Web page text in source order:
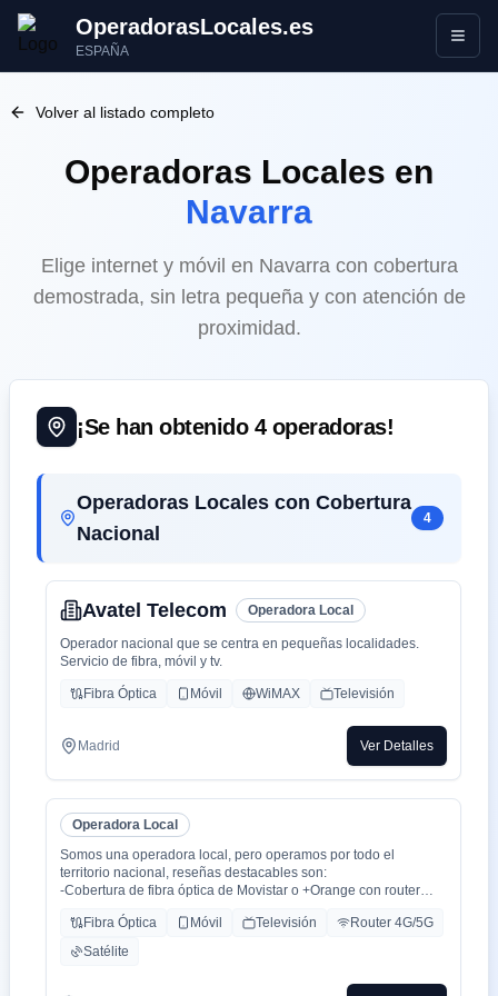
OperadorasLocales.es
ESPAÑA Abrir
Volver al listado completo
Operadoras Locales en
Navarra
Elige internet y móvil en Navarra con cobertura
demostrada, sin letra pequeña y con atención de
proximidad.
¡Se han obtenido 4operadoras!
Operadoras Locales con Cobertura
Nacional
4
Avatel Telecom Operadora Local
Operador nacional que se centra en pequeñas localidades.
Servicio de fibra, móvil y tv.
Fibra Óptica Móvil WiMAX Televisión
Madrid Ver Detalles
Operadora Local
Somos una operadora local, pero operamos por todo el
territorio nacional, reseñas destacables son:
-Cobertura de fibra óptica de Movistar o +Orange con router
-Cobertura movil con triple cobertura Orange, Yoigo y Movistar
-TV con todo el deporte o con toda la plataformas de cine y
series como Netflix, HBO, Amazon Prime, Apple TV, Disney+
Fibra Óptica Móvil Televisión
Router 4G/5G
Satélite